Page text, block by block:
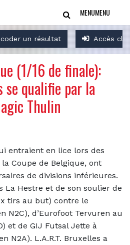
un résultat Accès
MENUMENU
(1/16 de finale):
se qualifie par la
Thulin
entraient en lice lors des
Coupe de Belgique, ont
de divisions inférieures.
La Hestre et de son soulier de
tirs au but) contre le
N2C), d’Eurofoot Tervuren au
et de GIJ Futsal Jette à
N2A). L.A.R.T. Bruxelles a